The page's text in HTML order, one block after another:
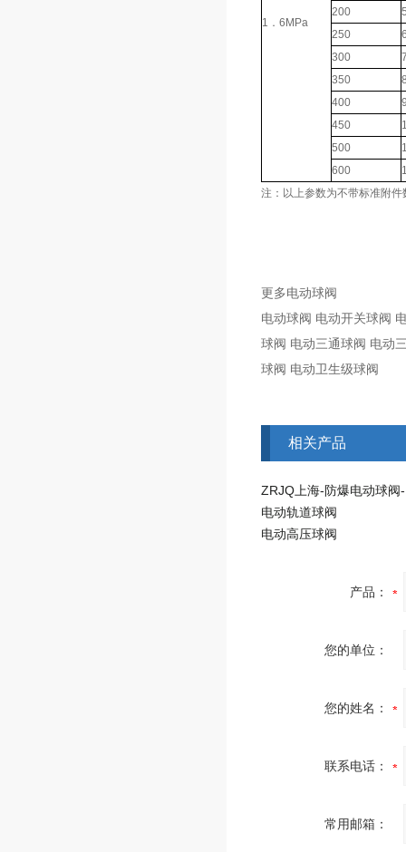
1．6MPa
200
250
300
350
400
450
500
600
注：以上参数为不带标准附
更多电动球阀
电动球阀 电动开关球阀
球阀 电动三通球阀 电动
球阀 电动卫生级球阀
相关产品
电动轨道球阀
电动高压球阀
产品：
您的单位：
您的姓名：
联系电话：
常用邮箱：